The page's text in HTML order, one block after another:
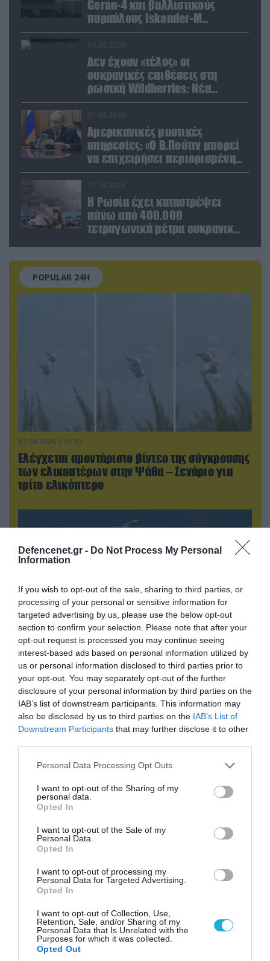
Defencenet.gr - Do Not Process My Personal
Information
If you wish to opt-out of the sale, sharing to third parties, or
processing of your personal or sensitive information for
targeted advertising by us, please use the below opt-out
section to confirm your selection. Please note that after your
opt-out request is processed you may continue seeing
interest-based ads based on personal information utilized by
us or personal information disclosed to third parties prior to
your opt-out. You may separately opt-out of the further
disclosure of your personal information by third parties on the
IAB’s list of downstream participants. This information may
also be disclosed by us to third parties on the IAB’s List of
Downstream Participants that may further disclose it to other
Please note that this website/app uses one or more Google
not limited to your visit or usage behaviour. You may click to
grant or deny consent to Google and its third-party tags to
use your data for below specified purposes in below Google
consent section.
Personal Data Processing Opt Outs
I want to opt-out of the Sharing of my
personal data.
Opted In
I want to opt-out of the Sale of my
Personal Data.
Opted In
I want to opt-out of processing my
Personal Data for Targeted Advertising.
Opted In
I want to opt-out of Collection, Use,
Retention, Sale, and/or Sharing of my
Personal Data that Is Unrelated with the
Purposes for which it was collected.
Opted Out
Geran-4 και βαλλιστικούς
πυραύλους Iskander-M
ουκρανικό τρένο με
Δεν έχουν «τέλος» οι
ουκρανικές επιθέσεις στη
ρωσική Wildberries: Νέα
πλήγματα σε εγκαταστάσεις στα
Αμερικανικές μυστικές
υπηρεσίες: «Ο Β.Πούτιν μπορεί
να επιχειρήσει περιορισμένη
στρατιωτική επιχείρηση στην
Η Ρωσία έχει καταστρέψει
πάνω από 400.000
τετραγωνικά μέτρα ουκρανικών
POPULAR 24H
07.08.2026 | 01:02
Ελέγχεται αμοντάριστο βίντεο της σύγκρουσης
των ελικοπτέρων στην Ψάθα – Σενάριο για
τρίτο ελικόπτερο
07.08.2026 | 00:02
Τουρκικά οπλισμένα F-16 «συνεπλάκησαν» με
ελληνικά μαχητικά στο Αιγαίο
Τελεσίγραφο του Ιράν στις χώρες του Κόλπου:
«Σταματήστε τον Τραμπ αλλιώς θα σας